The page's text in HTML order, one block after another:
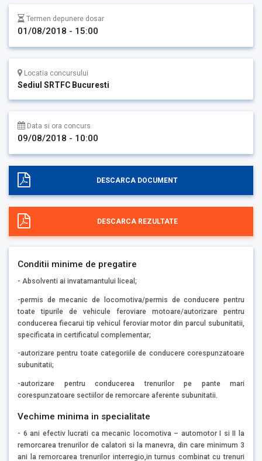
Termen depunere dosar
01/08/2018 - 15:00
Locatia concursului
Sediul SRTFC Bucuresti
Data si ora concurs
09/08/2018 - 10:00
DESCARCA DOCUMENT
DESCARCA REZULTATE
Conditii minime de pregatire
- Absolventi ai invatamantului liceal;
-permis de mecanic de locomotiva/permis de conducere pentru
toate tipurile de vehicule feroviare motoare/autorizare pentru
conducerea fiecarui tip vehicul feroviar motor din parcul subunitatii,
specificata in certificatul complementar;
-autorizare pentru toate categoriile de conducere corespunzatoare
subunitatii;
-autorizare pentru conducerea trenurilor pe pante mari
corespunzatoare sectiilor de remorcare aferente subunitatii.
Vechime minima in specialitate
- 6 ani efectiv lucrati ca mecanic locomotiva – automotor I si II la
remorcarea trenurilor de calatori si la manevra, din care minimum 3
ani la remorcarea trenurilor interregio,in turnus combinat cu trenuri